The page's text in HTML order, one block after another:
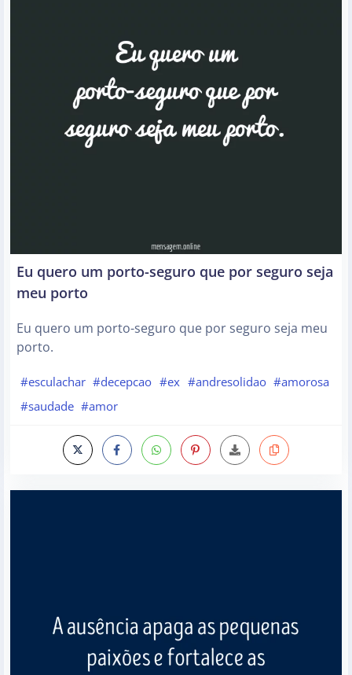
Eu quero um porto-seguro que por seguro seja
meu porto
Eu quero um porto-seguro que por seguro seja meu
porto.
#esculachar #decepcao #ex #andresolidao #amorosa
#saudade #amor